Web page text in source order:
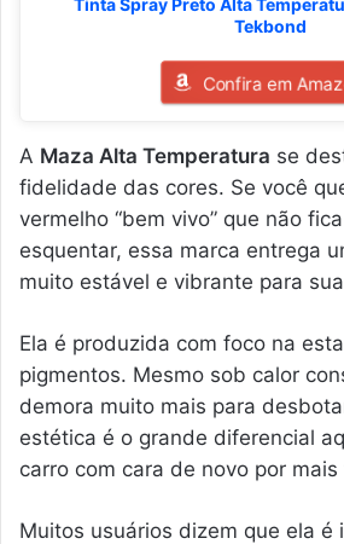
Tekbond
Confira em
A Maza Alta Temperatura se
fidelidade das cores. Se você
vermelho “bem vivo” que não
esquentar, essa marca entrega
muito estável e vibrante para
Ela é produzida com foco na
pigmentos. Mesmo sob calor
demora muito mais para
estética é o grande diferencial
carro com cara de novo por mais
Muitos usuários dizem que ela é